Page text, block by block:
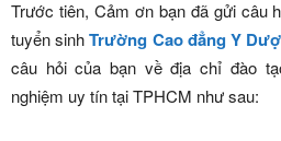
Trước tiên, Cảm ơn bạn đã gửi câu
tuyển sinhTrường Cao đẳng Y
câu hỏi của bạn về địa chỉ đào
nghiệm uy tín tại TPHCM như sau: